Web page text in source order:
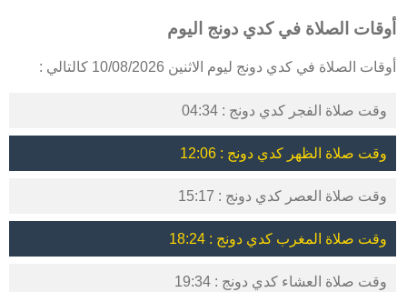
أوقات الصلاة في كدي دونج اليوم
أوقات الصلاة في كدي دونج ليوم الاثنين 10/08/2026 كالتالي :
وقت صلاة الفجر كدي دونج : 04:34
وقت صلاة الظهر كدي دونج : 12:06
وقت صلاة العصر كدي دونج : 15:17
وقت صلاة المغرب كدي دونج : 18:24
وقت صلاة العشاء كدي دونج : 19:34